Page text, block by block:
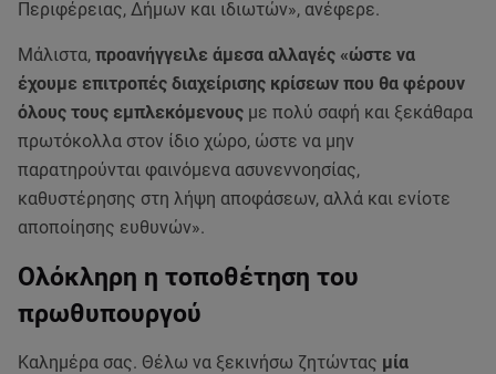
Περιφέρειας, Δήμων και ιδιωτών», ανέφερε.
Μάλιστα, προανήγγειλε άμεσα αλλαγές «ώστε να
έχουμε επιτροπές διαχείρισης κρίσεων που θα φέρουν
όλους τους εμπλεκόμενους με πολύ σαφή και ξεκάθαρα
πρωτόκολλα στον ίδιο χώρο, ώστε να μην
παρατηρούνται φαινόμενα ασυνεννοησίας,
καθυστέρησης στη λήψη αποφάσεων, αλλά και ενίοτε
αποποίησης ευθυνών».
Ολόκληρη η τοποθέτηση του
πρωθυπουργού
Καλημέρα σας. Θέλω να ξεκινήσω ζητώντας μία